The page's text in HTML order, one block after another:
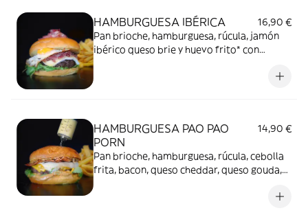
HAMBURGUESA IBÉRICA
16,90 €
Pan brioche, hamburguesa, rúcula, jamón
ibérico queso brie y huevo frito* con
HAMBURGUESA PAO PAO
PORN
14,90 €
Pan brioche, hamburguesa, rúcula, cebolla
frita, bacon, queso cheddar, queso gouda,